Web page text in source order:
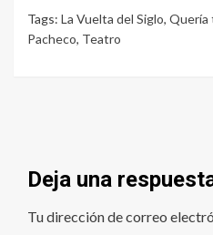
Tags: La Vuelta del Siglo, Quería
Pacheco, Teatro
Deja una
Tu dirección de correo